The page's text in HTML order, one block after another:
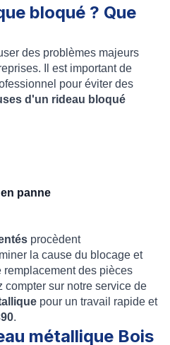
bloqué ? Que
des problèmes majeurs
Il est important de
pour éviter des
d'un rideau bloqué
panne
procèdent
la cause du blocage et
des pièces
compter sur notre service de
pour un travail rapide et
.
métallique Bois